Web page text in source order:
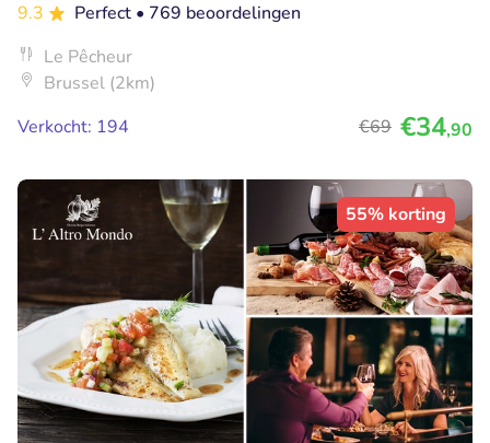
9.3
Perfect • 769 beoordelingen
Le Pêcheur
Brussel (2km)
Verkocht: 194
€69 €34,90
55% korting